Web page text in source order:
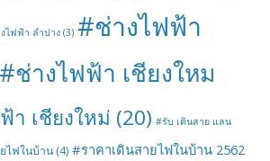
ไฟฟ้า ลำปาง (3) #ช่างไฟฟ้า
#ช่างไฟฟ้า เชียงใหม
า เชียงใหม่ (20) #รับ เดินสาย แลน
ไฟในบ้าน (4) #ราคาเดินสายไฟในบ้าน 2562